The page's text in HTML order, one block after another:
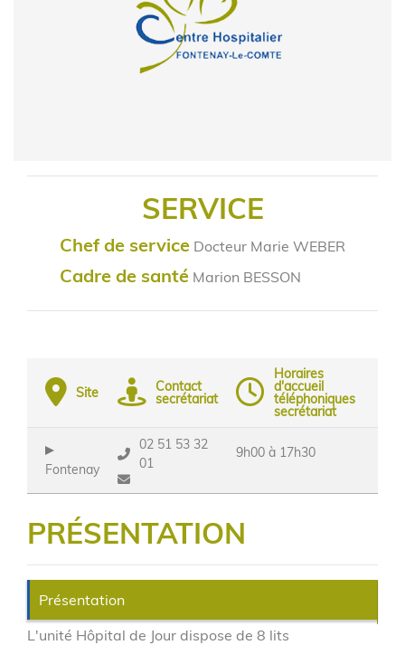
SERVICE
Chef de service Docteur Marie WEBER
Cadre de santé Marion BESSON
Site Contact
secrétariat
Horaires
d'accueil
téléphoniques
secrétariat
Fontenay
02 51 53 32
01
9h00 à 17h30
PRÉSENTATION
Présentation
L'unité Hôpital de Jour dispose de 8 lits